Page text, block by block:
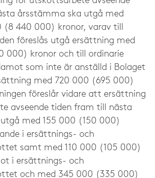
årsstämma ska utgå med
440 000) kronor, varav till
föreslås utgå ersättning med
000) kronor och till ordinarie
som inte är anställd i Bolaget
med 720 000 (695 000)
föreslår vidare att ersättning
avseende tiden fram till nästa
med 155 000 (150 000)
i ersättnings- och
samt med 110 000 (105 000)
i ersättnings- och
och med 345 000 (335 000)